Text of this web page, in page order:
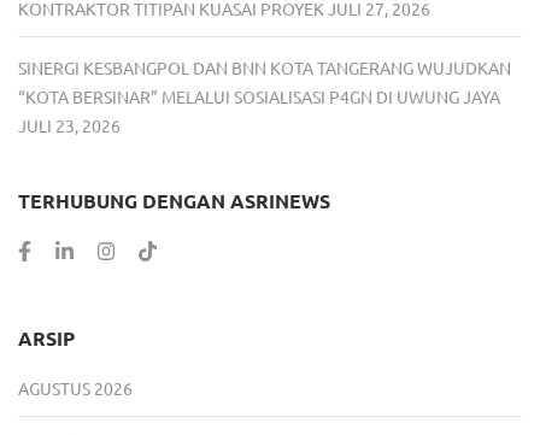
KONTRAKTOR TITIPAN KUASAI PROYEK JULI 27, 2026
SINERGI KESBANGPOL DAN BNN KOTA TANGERANG WUJUDKAN
“KOTA BERSINAR” MELALUI SOSIALISASI P4GN DI UWUNG JAYA
JULI 23, 2026
TERHUBUNG DENGAN ASRINEWS
ARSIP
AGUSTUS 2026